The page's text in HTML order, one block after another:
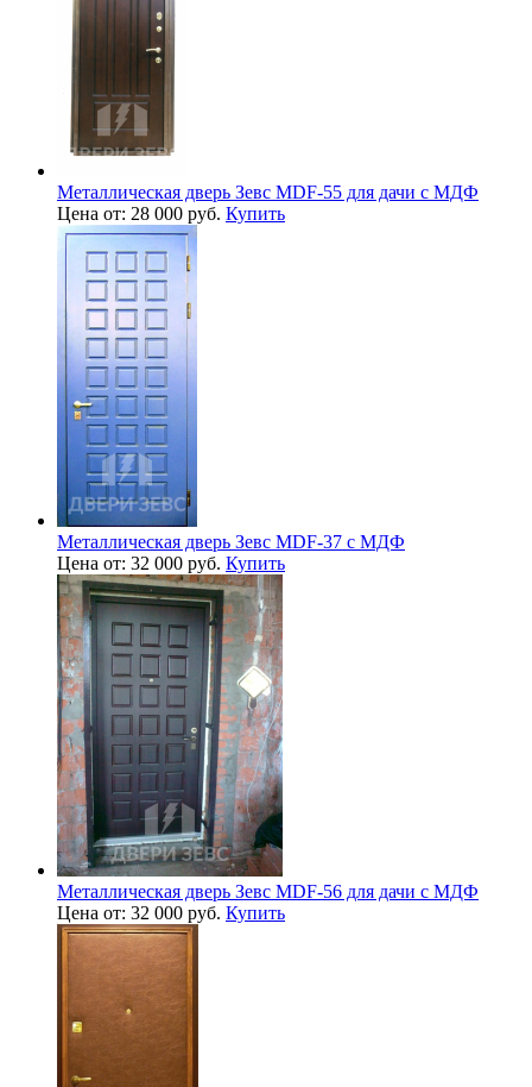
Металлическая дверь Зевс MDF-55 для дачи с МДФ
Цена от: 28 000 руб. Купить
Металлическая дверь Зевс MDF-37 с МДФ
Цена от: 32 000 руб. Купить
Металлическая дверь Зевс MDF-56 для дачи с МДФ
Цена от: 32 000 руб. Купить